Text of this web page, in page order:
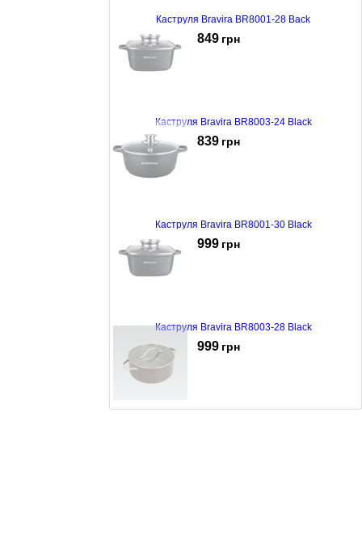
Каструля Bravira BR8001-28 Back
849 грн
Каструля Bravira BR8003-24 Black
839 грн
Каструля Bravira BR8001-30 Black
999 грн
Каструля Bravira BR8003-28 Black
999 грн